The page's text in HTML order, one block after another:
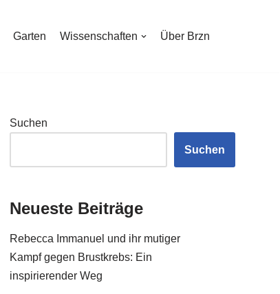
Garten Wissenschaften Über Brzn
Suchen
Suchen
Neueste Beiträge
Rebecca Immanuel und ihr mutiger
Kampf gegen Brustkrebs: Ein
inspirierender Weg